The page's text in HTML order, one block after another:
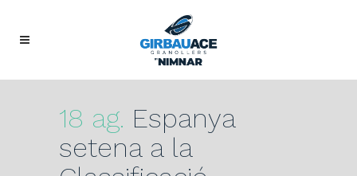
18 ag. Espanya
setena a la